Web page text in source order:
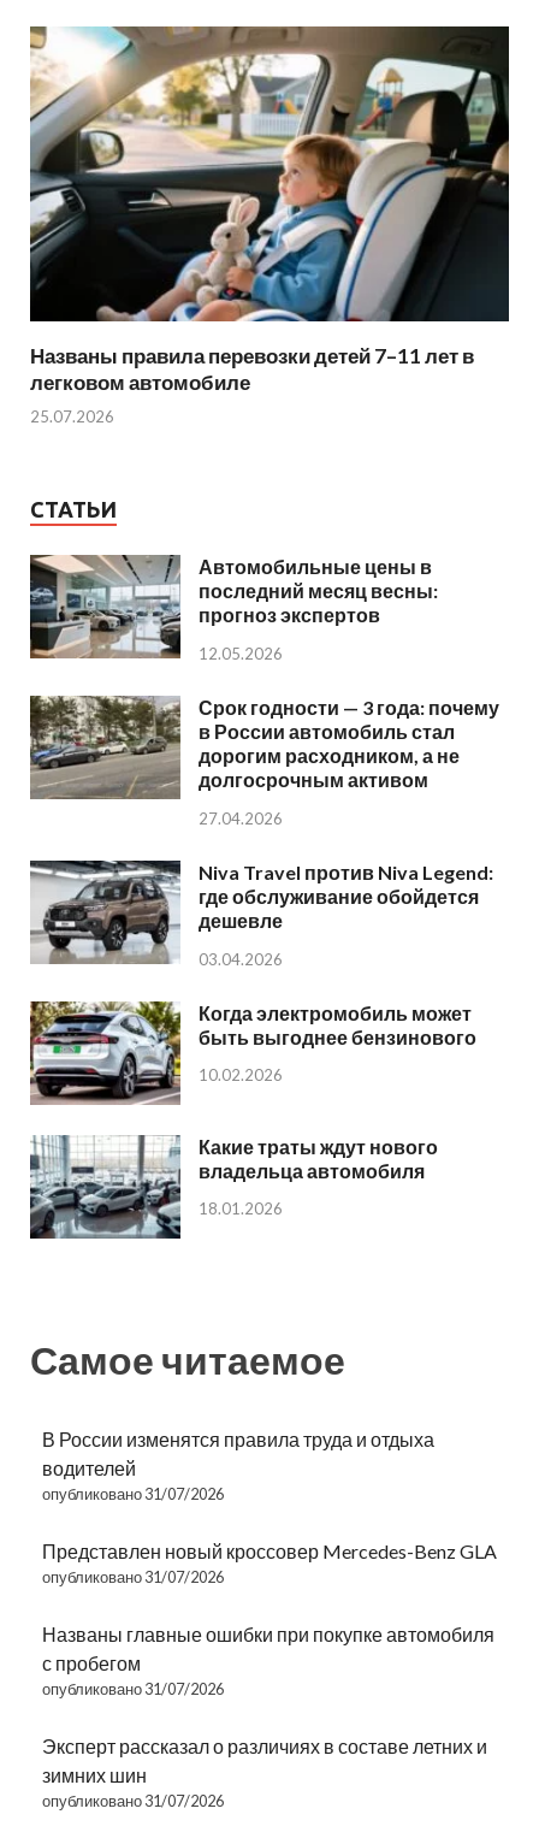
Названы правила перевозки детей 7–11 лет в
легковом автомобиле
25.07.2026
СТАТЬИ
Автомобильные цены в
последний месяц весны:
прогноз экспертов
12.05.2026
Срок годности — 3 года: почему
в России автомобиль стал
дорогим расходником, а не
долгосрочным активом
27.04.2026
Niva Travel против Niva Legend:
где обслуживание обойдется
дешевле
03.04.2026
Когда электромобиль может
быть выгоднее бензинового
10.02.2026
Какие траты ждут нового
владельца автомобиля
18.01.2026
Самое читаемое
В России изменятся правила труда и отдыха
водителей
опубликовано 31/07/2026
Представлен новый кроссовер Mercedes-Benz GLA
опубликовано 31/07/2026
Названы главные ошибки при покупке автомобиля
с пробегом
опубликовано 31/07/2026
Эксперт рассказал о различиях в составе летних и
зимних шин
опубликовано 31/07/2026